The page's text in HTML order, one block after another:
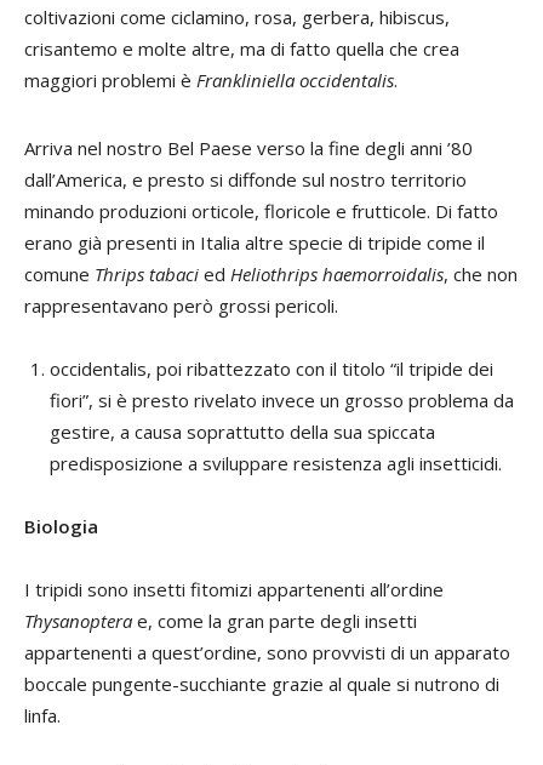
coltivazioni come ciclamino, rosa, gerbera, hibiscus,
crisantemo e molte altre, ma di fatto quella che crea
maggiori problemi è Frankliniella occidentalis.
Arriva nel nostro Bel Paese verso la fine degli anni ’80
dall’America, e presto si diffonde sul nostro territorio
minando produzioni orticole, floricole e frutticole. Di fatto
erano già presenti in Italia altre specie di tripide come il
comune Thrips tabaci ed Heliothrips haemorroidalis, che non
rappresentavano però grossi pericoli.
occidentalis, poi ribattezzato con il titolo “il tripide dei
fiori”, si è presto rivelato invece un grosso problema da
gestire, a causa soprattutto della sua spiccata
predisposizione a sviluppare resistenza agli insetticidi.
Biologia
I tripidi sono insetti fitomizi appartenenti all’ordine
Thysanoptera e, come la gran parte degli insetti
appartenenti a quest’ordine, sono provvisti di un apparato
boccale pungente-succhiante grazie al quale si nutrono di
linfa.